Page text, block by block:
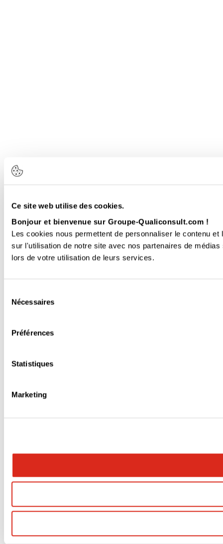
Ce site web utilise des cookies.
Bonjour et bienvenue sur Groupe-Qualiconsult.com !
Les cookies nous permettent de personnaliser le contenu
sur l'utilisation de notre site avec nos partenaires de
lors de votre utilisation de leurs services.
Nécessaires
Préférences
Statistiques
Marketing